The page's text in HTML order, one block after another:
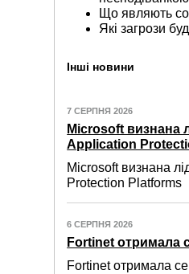
Що являють
Які загрози
Інші новини
7 СЕРПНЯ 2026
Microsoft визнана
Application
Microsoft визнана
Protection Platforms
6 СЕРПНЯ 2026
Fortinet отримала
Fortinet отримала